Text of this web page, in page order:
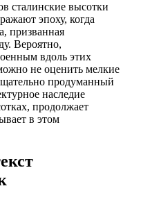
сталинские высотки
эпоху, когда
призванная
Вероятно,
вдоль этих
не оценить мелкие
продуманный
наследие
продолжает
в этом